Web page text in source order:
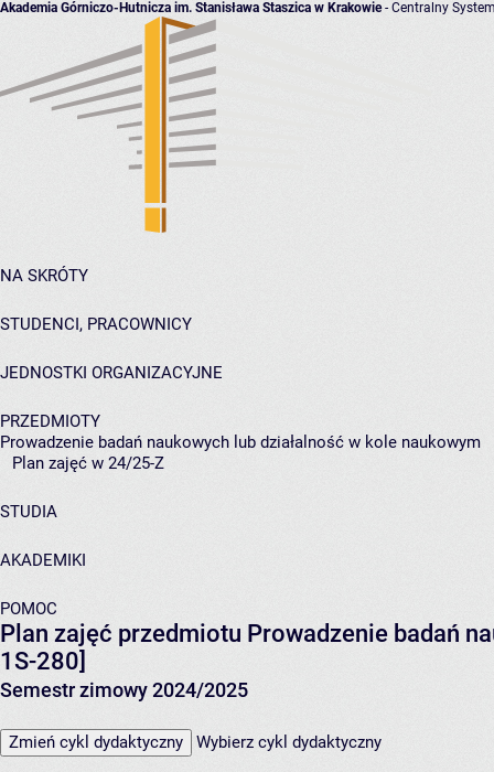
Akademia Górniczo-Hutnicza im. Stanisława Staszica w Krakowie- Centralny
NA SKRÓTY
STUDENCI, PRACOWNICY
JEDNOSTKI ORGANIZACYJNE
PRZEDMIOTY
Prowadzenie badań naukowych lub działalność w kole naukowym
Plan zajęć w 24/25-Z
STUDIA
AKADEMIKI
POMOC
Plan zajęć przedmiotu Prowadzenie badań
1S-280]
Semestr zimowy 2024/2025
Zmień cykl dydaktyczny Wybierz cykl dydaktyczny